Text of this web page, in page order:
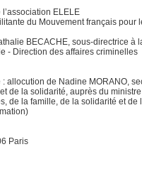
ELELE
du Mouvement français pour
BECACHE, sous-directrice à
- Direction des affaires criminelles
allocution de Nadine MORANO,
de la solidarité, auprès du
de la famille, de la solidarité et de
Paris